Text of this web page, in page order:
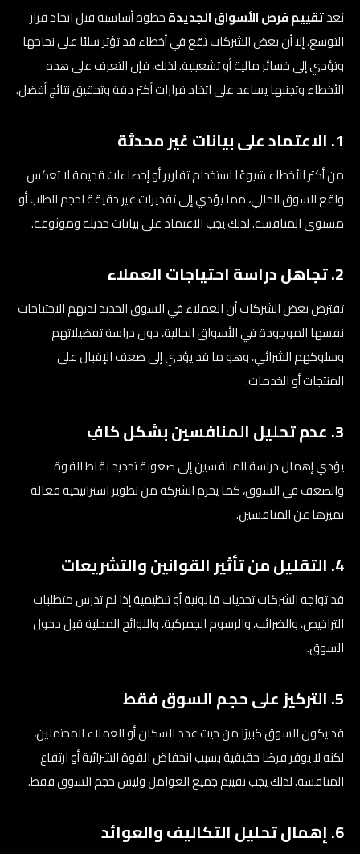
يُعدتقييم فرص الأسواق الجديدةخطوة أساسية قبل اتخاذ قرار
التوسع، إلا أن بعض الشركات تقع في أخطاء قد تؤثر سلبًا على نجاحها
وتؤدي إلى خسائر مالية أو تشغيلية. لذلك، فإن التعرف على هذه
الأخطاء وتجنبها يساعد على اتخاذ قرارات أكثر دقة وتحقيق نتائج أفضل.
1. الاعتماد على بيانات غير محدثة
من أكثر الأخطاء شيوعًا استخدام تقارير أو إحصاءات قديمة لا تعكس
واقع السوق الحالي، مما يؤدي إلى تقديرات غير دقيقة لحجم الطلب أو
مستوى المنافسة. لذلك يجب الاعتماد على بيانات حديثة وموثوقة.
2. تجاهل دراسة احتياجات العملاء
تفترض بعض الشركات أن العملاء في السوق الجديد لديهم الاحتياجات
نفسها الموجودة في الأسواق الحالية، دون دراسة تفضيلاتهم
وسلوكهم الشرائي، وهو ما قد يؤدي إلى ضعف الإقبال على
المنتجات أو الخدمات.
3. عدم تحليل المنافسين بشكل كافٍ
يؤدي إهمال دراسة المنافسين إلى صعوبة تحديد نقاط القوة
والضعف في السوق، كما يحرم الشركة من تطوير استراتيجية فعالة
تميزها عن المنافسين.
4. التقليل من تأثير القوانين والتشريعات
قد تواجه الشركات تحديات قانونية أو تنظيمية إذا لم تدرس متطلبات
التراخيص، والضرائب، والرسوم الجمركية، واللوائح المحلية قبل دخول
السوق.
5. التركيز على حجم السوق فقط
قد يكون السوق كبيرًا من حيث عدد السكان أو العملاء المحتملين،
لكنه لا يوفر فرصًا حقيقية بسبب انخفاض القوة الشرائية أو ارتفاع
المنافسة. لذلك يجب تقييم جميع العوامل وليس حجم السوق فقط.
6. إهمال تحليل التكاليف والعوائد